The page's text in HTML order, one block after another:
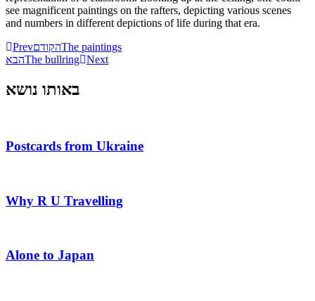
see magnificent paintings on the rafters, depicting various scenes
and numbers in different depictions of life during that era.
PrevהקודםThe paintings
הבאThe bullring Next
באותו נושא
Postcards from Ukraine
Why R U Travelling
Alone to Japan